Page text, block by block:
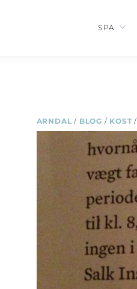
SPA
ARNDAL / BLOG / KOST/